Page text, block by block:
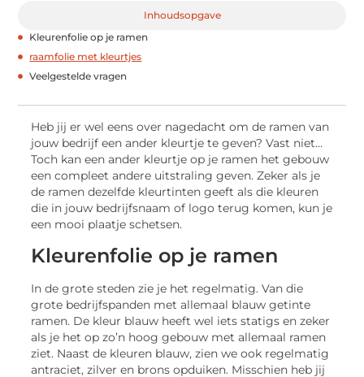
Inhoudsopgave
Kleurenfolie op je ramen
raamfolie met kleurtjes
Veelgestelde vragen
Heb jij er wel eens over nagedacht om de ramen van
jouw bedrijf een ander kleurtje te geven? Vast niet…
Toch kan een ander kleurtje op je ramen het gebouw
een compleet andere uitstraling geven. Zeker als je
de ramen dezelfde kleurtinten geeft als die kleuren
die in jouw bedrijfsnaam of logo terug komen, kun je
een mooi plaatje schetsen.
Kleurenfolie op je ramen
In de grote steden zie je het regelmatig. Van die
grote bedrijfspanden met allemaal blauw getinte
ramen. De kleur blauw heeft wel iets statigs en zeker
als je het op zo’n hoog gebouw met allemaal ramen
ziet. Naast de kleuren blauw, zien we ook regelmatig
antraciet, zilver en brons opduiken. Misschien heb jij